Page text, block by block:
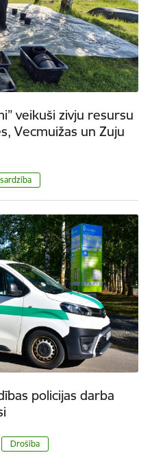
veikuši zivju resursu
Vecmuižas un Zuju
policijas darba
Drošība